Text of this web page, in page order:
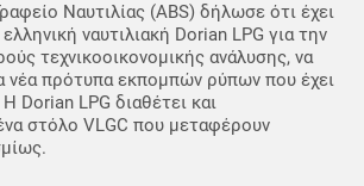
Ναυτιλίας (ABS) δήλωσε ότι έχει
ναυτιλιακή Dorian LPG για την
τεχνικοοικονομικής ανάλυσης, να
νέα πρότυπα εκπομπών ρύπων που έχει
Dorian LPG διαθέτει και
στόλο VLGC που μεταφέρουν